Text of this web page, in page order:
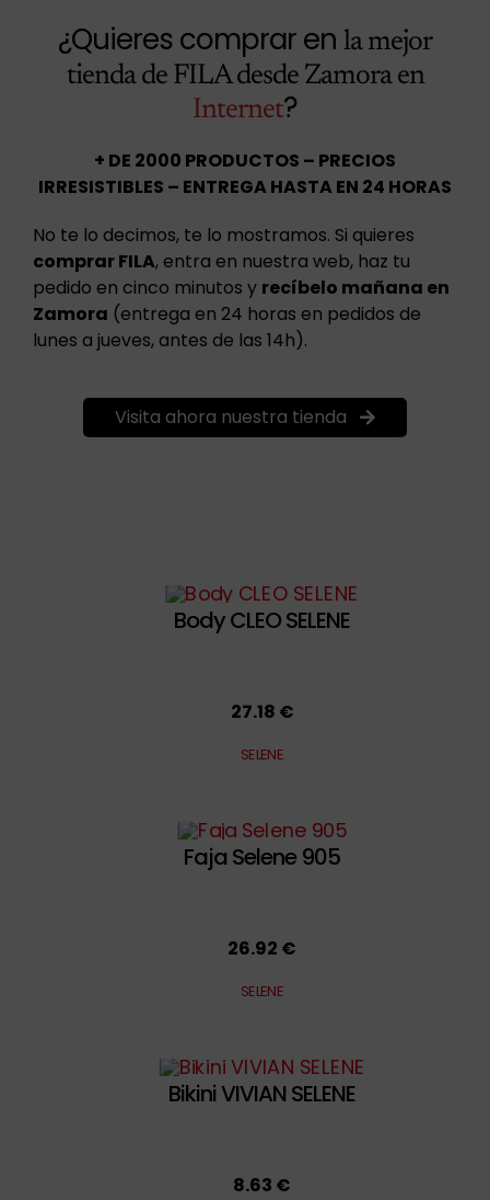
¿Quieres comprar en la mejor
tienda de FILA desde Zamora en
Internet?
+ DE 2000 PRODUCTOS – PRECIOS
IRRESISTIBLES – ENTREGA HASTA EN 24 HORAS
No te lo decimos, te lo mostramos. Si quieres
comprar FILA, entra en nuestra web, haz tu
pedido en cinco minutos y recíbelo mañana en
Zamora (entrega en 24 horas en pedidos de
lunes a jueves, antes de las 14h).
Visita ahora nuestra tienda
Body CLEO SELENE
27.18 €
SELENE
Faja Selene 905
26.92 €
SELENE
Bikini VIVIAN SELENE
8.63 €